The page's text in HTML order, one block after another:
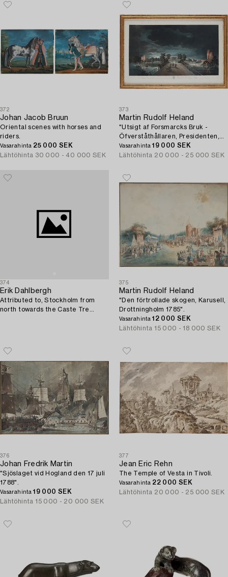
372
Johan Jacob Bruun
Oriental scenes with horses and
riders.
Vasarahinta 25 000 SEK
Lähtöhinta 30 000 - 40 000 SEK
373
Martin Rudolf Heland
"Utsigt af Forsmarcks Bruk -
Öfverståthållaren, Presidenten,
Riddaren och Commendeuren af
Kongl. Maj.ts Orden Högvälborn.
Vasarahinta19 000 SEK
Lähtöhinta 20 000 - 25 000 SEK
374
Erik Dahlbergh
Attributed to, Stockholm from
north towards the Caste Tre
375
Martin Rudolf Heland
"Den förtrollade skogen, Karusell,
Drottningholm 1785".
Vasarahinta12 000 SEK
Lähtöhinta 15 000 - 18 000 SEK
376
Johan Fredrik Martin
"Sjöslaget vid Hogland den 17 juli
1788".
Vasarahinta19 000 SEK
Lähtöhinta 15 000 - 20 000 SEK
377
Jean Eric Rehn
The Temple of Vesta in Tivoli.
Vasarahinta 22 000 SEK
Lähtöhinta 20 000 - 25 000 SEK